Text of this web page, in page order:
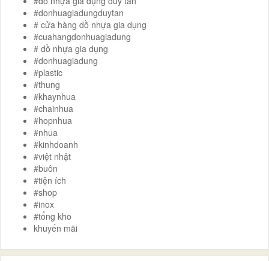
#donhuagiadungduytan
# cửa hàng dồ nhựa gia dụng
#cuahangdonhuagiadung
# dồ nhựa gia dụng
#donhuagiadung
#plastic
#thung
#khaynhua
#chainhua
#hopnhua
#nhua
#kinhdoanh
#việt nhật
#buôn
#tiện ích
#shop
#inox
#tổng kho
khuyến mãi